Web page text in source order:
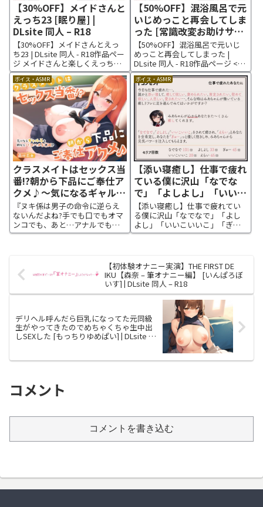
【30%OFF】メイドさんと
えっち23 [眠り屋] |
DLsite 同人 – R18
【30%OFF】メイドさんとえっ
ち23 | DLsite 同人 - R18作品ペー
ジ メイドさんと楽しくえっちっ
♪ メイドさんと楽しくえっちっ
♪ ■ 作品 メイドさんとえっ
ち ■ 収録内容 01.メイドさんと
えっちA 02.メイドさんとえ...
【50%OFF】混浴風呂で元
いじめっこと再会してしま
った [常識改変お助けサー
ビス] | DLsite 同人 – R18
【50%OFF】混浴風呂で元いじ
めっこと再会してしまった |
DLsite 同人 - R18作品ページ <キ
ャラクター> 神崎シオリ 「ブタ
くんさ〜カッコよくなったよ
ね」 現在29歳 身長163cm 体
重52kg 職業:保育士 小学校時代
ボイス・ASMR
クラスメイトはセックス当
番!?朝から下品にご奉仕ア
クメ♪〜気になるギャル子
と朝からパコハメ
S○X♪〜
『ヌキ係は男子の命令に逆らえ
ないんだよね?手でも口でもオマ
ンコでも、あと…アナルでも
♪』セックス当番の制度を利用
ボイス・ASMR
【添い寝癒し】仕事で疲れ
ている僕に沢山「なでな
で」「よしよし」「いいこ
いいこ」「ぎゅー」「えら
いえらい」をしてくれる、
みあちゃん [IZUMO
【添い寝癒し】仕事で疲れてい
る僕に沢山「なでなで」「よし
よし」「いいこいいこ」「ぎゅ
ー」「えらいえらい」をしてく
事で疲れたあなたに癒しを。 ￣
￣￣￣￣￣￣￣￣...
【初体験オナニー実演】THE FIRST DE
IKU【森奈 – 筆オナニー編】 [いんぱろぼ
いす] | DLsite 同人 – R18
デリヘル呼んだら巨乳になってた元同級
生がやってきたのでめちゃくちゃ生中出
しSEXした [もっちりゆめぱい] | DLsite 同
コメント
コメントを書き込む